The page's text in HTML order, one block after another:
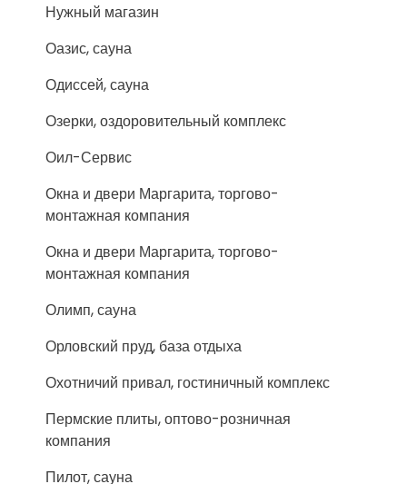
Нужный магазин
Оазис, сауна
Одиссей, сауна
Озерки, оздоровительный комплекс
Оил-Сервис
Окна и двери Маргарита, торгово-
монтажная компания
Окна и двери Маргарита, торгово-
монтажная компания
Олимп, сауна
Орловский пруд, база отдыха
Охотничий привал, гостиничный комплекс
Пермские плиты, оптово-розничная
компания
Пилот, сауна